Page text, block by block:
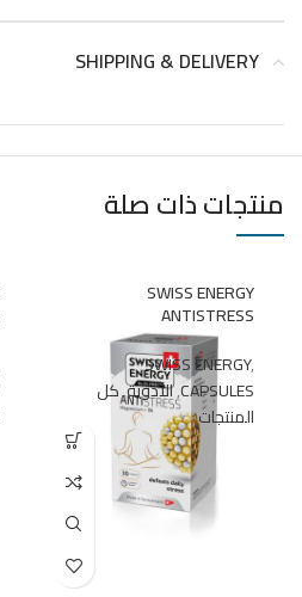
SHIPPING & DELIVERY
منتجات ذات صلة
SWISS ENERGY
ANTISTRESS
SWISS ENERGY,
CAPSULES
,الأدوية,كل
المنتجات